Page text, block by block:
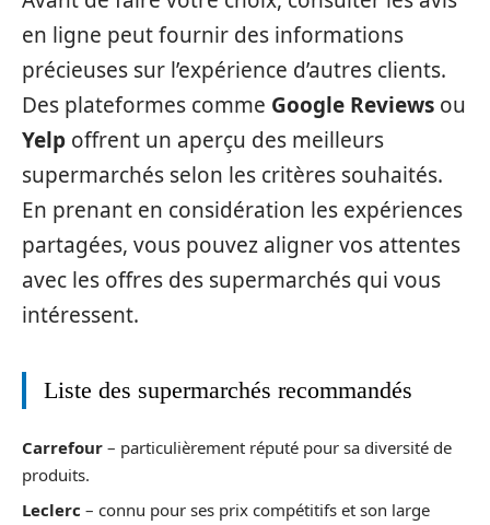
en ligne peut fournir des informations
précieuses sur l’expérience d’autres clients.
Des plateformes comme Google Reviews ou
Yelp offrent un aperçu des meilleurs
supermarchés selon les critères souhaités.
En prenant en considération les expériences
partagées, vous pouvez aligner vos attentes
avec les offres des supermarchés qui vous
intéressent.
Liste des supermarchés recommandés
Carrefour – particulièrement réputé pour sa diversité de
produits.
Leclerc – connu pour ses prix compétitifs et son large